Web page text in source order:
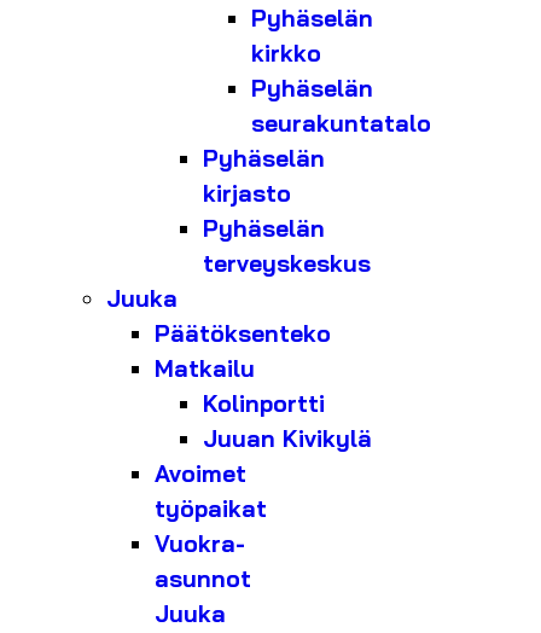
Pyhäselän
kirkko
Pyhäselän
seurakuntatalo
Pyhäselän
kirjasto
Pyhäselän
terveyskeskus
Juuka
Päätöksenteko
Matkailu
Kolinportti
Juuan Kivikylä
Avoimet
työpaikat
Vuokra-
asunnot
Juuka